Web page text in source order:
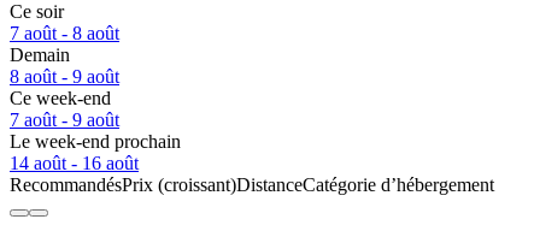
Ce soir
7 août - 8 août
Demain
8 août - 9 août
Ce week-end
7 août - 9 août
Le week-end prochain
14 août - 16 août
RecommandésPrix (croissant)DistanceCatégorie d’hébergement